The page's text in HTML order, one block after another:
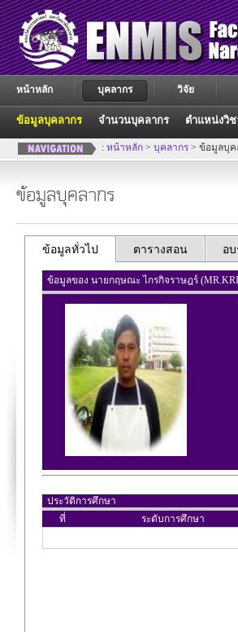
หน้าหลัก บุคลากร
ข้อมูลบุคลากร จำนวนบุคลากร ตำแหน่งวิช
วิจัย
: หน้าหลัก > บุคลากร > ข้อมูลบุค
ข้อมูลบุคลากร
ข้อมูลทั่วไป ตารางสอน อ
ข้อมูลของ นายกฤษณะ ไกรกิจราษฎร์
ประวัติการศึกษา
ที่
ระดับการศึกษา